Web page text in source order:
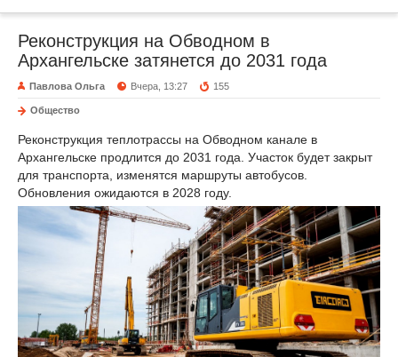
Реконструкция на Обводном в
Архангельске затянется до 2031 года
Павлова Ольга Вчера, 13:27 155
Общество
Реконструкция теплотрассы на Обводном канале в
Архангельске продлится до 2031 года. Участок будет закрыт
для транспорта, изменятся маршруты автобусов.
Обновления ожидаются в 2028 году.